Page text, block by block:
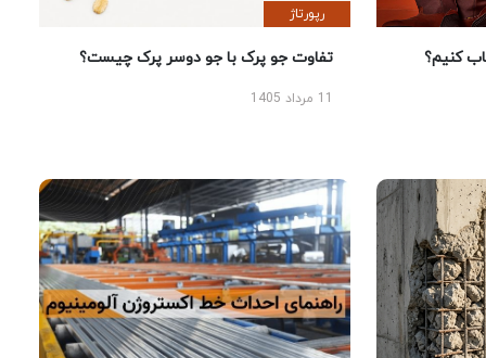
کنیم؟
رپورتاژ
تفاوت جو پرک با جو دوسر پرک چیست؟